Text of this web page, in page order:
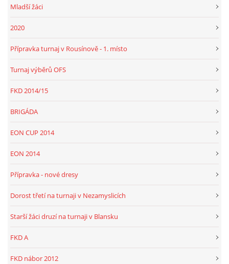
Mladší žáci
2020
Přípravka turnaj v Rousínově - 1. místo
Turnaj výběrů OFS
FKD 2014/15
BRIGÁDA
EON CUP 2014
EON 2014
Přípravka - nové dresy
Dorost třetí na turnaji v Nezamyslicích
Starší žáci druzí na turnaji v Blansku
FKD A
FKD nábor 2012